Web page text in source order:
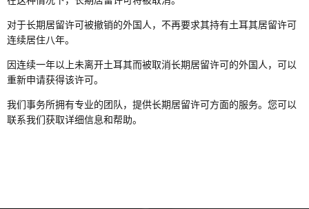
对于长期居留许可被撤销的外国人，不再要求其持有土耳其居留许可
连续居住八年。
因连续一年以上未离开土耳其而被取消长期居留许可的外国人，可以
重新申请获得该许可。
我们事务所拥有专业的团队，提供长期居留许可方面的服务。您可以
联系我们获取详细信息和帮助。